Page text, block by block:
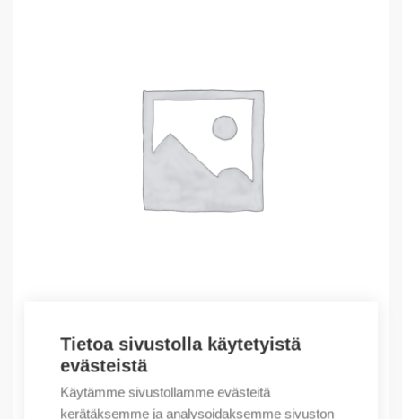
Tietoa sivustolla käytetyistä
evästeistä
Käytämme sivustollamme evästeitä
kerätäksemme ja analysoidaksemme sivuston
Outlet – Erikoishinnat
(X) Basement FEKJK (J00) K04B RAL7008
115,80€/ myyntierä